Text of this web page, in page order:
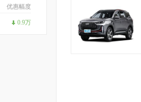
优惠幅度
0.9万